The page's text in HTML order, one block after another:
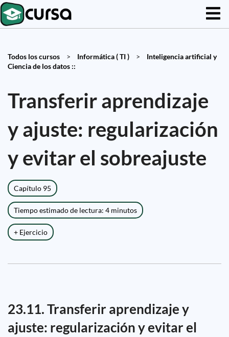
Todos los cursos > Informática ( TI ) >
Inteligencia artificial y
Ciencia de los datos ::
Transferir aprendizaje
y ajuste: regularización
y evitar el sobreajuste
Capítulo 95
Tiempo estimado de lectura: 4 minutos
+ Ejercicio
23.11. Transferir aprendizaje y
ajuste: regularización y evitar el